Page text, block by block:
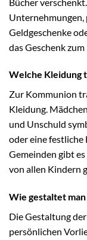
Unternehmungen,
Geldgeschenke
das Geschenk
Welche Kleidung
Zur Kommunion
Kleidung.
und Unschuld
oder eine festliche
Gemeinden gibt
von allen Kindern
Wie gestaltet
Die Gestaltung
persönlichen